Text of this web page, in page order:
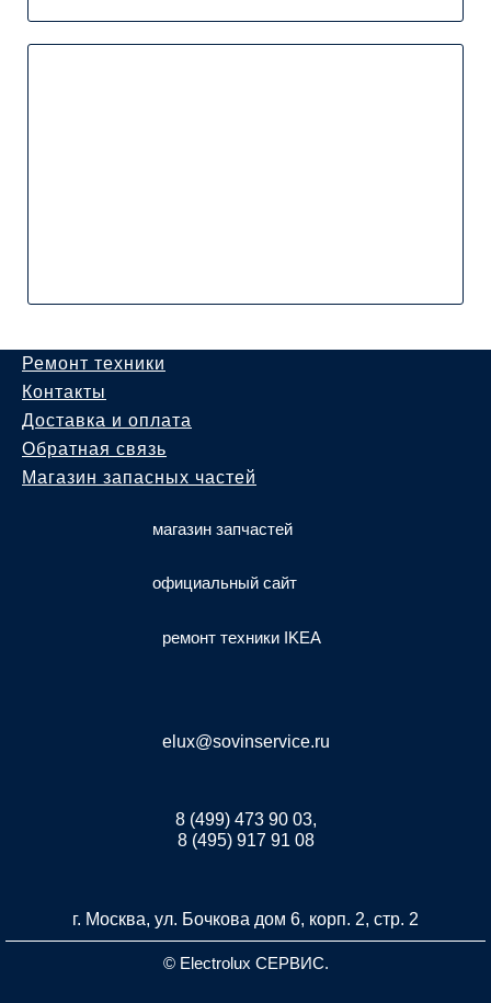
Ремонт техники
Контакты
Доставка и оплата
Обратная связь
Магазин запасных частей
магазин запчастей
официальный сайт
ремонт техники IKEA
elux@sovinservice.ru
8 (499) 473 90 03,
8 (495) 917 91 08
г. Москва, ул. Бочкова дом 6, корп. 2, стр. 2
© Electrolux СЕРВИС.